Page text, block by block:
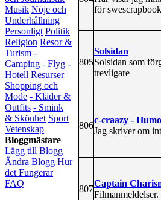
Musik Nöje och
Underhållning
Personligt Politik
Religion Resor &
Turism -
Camping - Flyg -
Hotell Resurser
Shopping och
Mode - Kläder &
Outfits - Smink
& Skönhet Sport
Vetenskap
Bloggmästare
Lägg till Blogg
Ändra Blogg Hur
det Fungerar
FAQ
för
805
Solsidan
Solsidan som
trevligare
806
c-craazy -
Jag skriver om
807
Captain